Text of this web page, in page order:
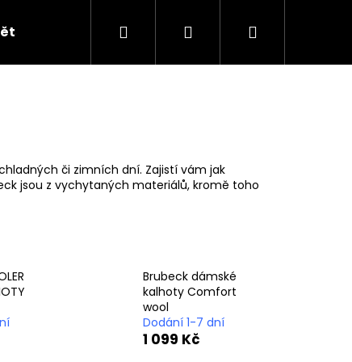
oblečení Obchodní podmínky
Hledat PřihlášeníNákupní
či zimních dní. Zajistí vám jak
jsou z vychytaných materiálů, kromě toho
Brubeck dámské
kalhoty Comfort
wool
Dodání 1-7 dní
1 099 Kč
Následující